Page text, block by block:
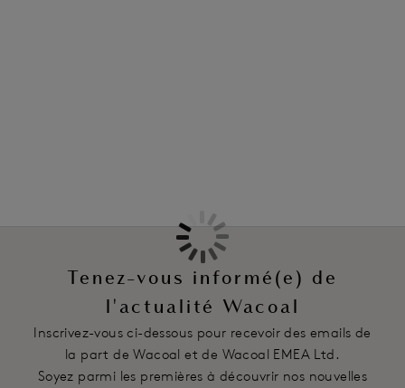
transparente pour un galbe naturel et une poitrine
Haut bonnet doublé sur les grandes tailles pour plus de
maintien et une application parfaite
Bretelles stretch réglables
Code produit : WE135002CHL
Tenez-vous informé(e) de
l'actualité Wacoal
Inscrivez-vous ci-dessous pour recevoir des emails de
la part de Wacoal et de Wacoal EMEA Ltd.
Soyez parmi les premières à découvrir nos nouvelles